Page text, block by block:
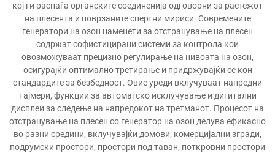
кој ги распаѓа органските соединенија одговорни за растежот
на плесента и поврзаните спертни мириси. Современите
генератори на озон наменети за отстранување на плесен
содржат софистицирани системи за контрола кои
овозможуваат прецизно регулирање на нивоата на озон,
осигурајќи оптимално третирање и придржувајќи се кон
стандардите за безбедност. Овие уреди вклучуваат напредни
тајмери, функции за автоматско исклучување и дигитални
дисплеи за следење на напредокот на третманот. Процесот на
отстранување на плесен со генератор на озон делува ефикасно
во разни средини, вклучувајќи домови, комерцијални згради,
подрумски простори, простори под таван, поткровни простори